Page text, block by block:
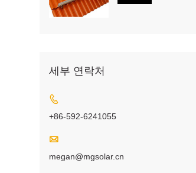
세부 연락처

+86-592-6241055

megan@mgsolar.cn